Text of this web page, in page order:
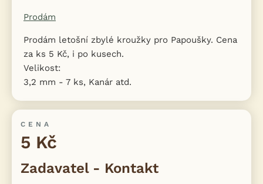
Prodám
Prodám letošní zbylé kroužky pro Papoušky. Cena
za ks 5 Kč, i po kusech.
Velikost:
3,2 mm - 7 ks, Kanár atd.
CENA
5 Kč
Zadavatel - Kontakt